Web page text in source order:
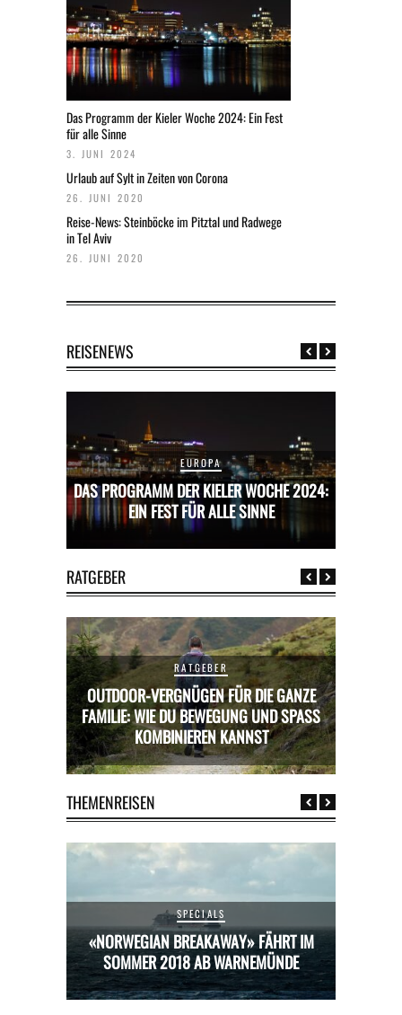
Das Programm der Kieler Woche 2024: Ein Fest
für alle Sinne
3. JUNI 2024
Urlaub auf Sylt in Zeiten von Corona
26. JUNI 2020
Reise-News: Steinböcke im Pitztal und Radwege
in Tel Aviv
26. JUNI 2020
REISENEWS
EUROPA
DAS PROGRAMM DER KIELER WOCHE 2024:
EIN FEST FÜR ALLE SINNE
RATGEBER
RATGEBER
OUTDOOR-VERGNÜGEN FÜR DIE GANZE
FAMILIE: WIE DU BEWEGUNG UND SPASS K
OMBINIEREN KANNST
THEMENREISEN
SPECIALS
«NORWEGIAN BREAKAWAY» FÄHRT IM
SOMMER 2018 AB WARNEMÜNDE